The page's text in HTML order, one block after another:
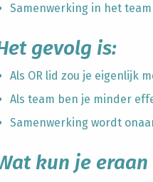
Samenwerking in het
gevolg is:
Als OR lid zou je eigenlijk
Als team ben je minder
Samenwerking wordt
kun je eraan